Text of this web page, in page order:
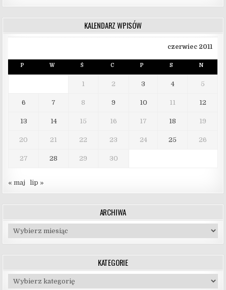
KALENDARZ WPISÓW
czerwiec 2011
P W Ś C P S N
1 2 3 4 5
6 7 8 9 10 11 12
13 14 15 16 17 18 19
20 21 22 23 24 25 26
27 28 29 30
« maj lip »
ARCHIWA
Archiwa
KATEGORIE
Kategorie